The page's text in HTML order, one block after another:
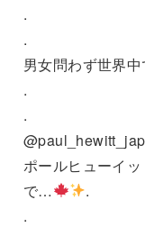
.
.
男女問わず世界
.
.
ポールヒューイ
で…
.
.